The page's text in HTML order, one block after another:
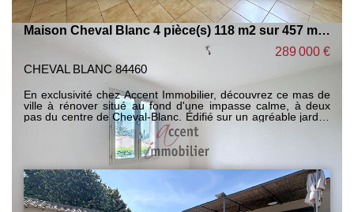
Maison Cheval Blanc 4 pièce(s) 118 m2 sur 457 m² de terrain
289 000 €
CHEVAL BLANC 84460
En exclusivité chez Accent Immobilier, découvrez ce mas de
ville à rénover situé au fond d'une impasse calme, à deux
pas du centre de Cheval-Blanc. Édifié sur un agréable jardin,
il séduit par son cachet authentique et son fort potentiel.
Actuellement composé de deux chambres, il offre la
possibilité d'en créer une troisième, les volumes de l'étage
étant à redéfinir selon vos envies. Un bien rare alliant
charme, tranquillité et proximité du village, idéal pour un
projet de rénovation personnalisé. Bien rare sur le secteur.
Nous contacter pour plus d'informations ou éventuellement le
visiter.